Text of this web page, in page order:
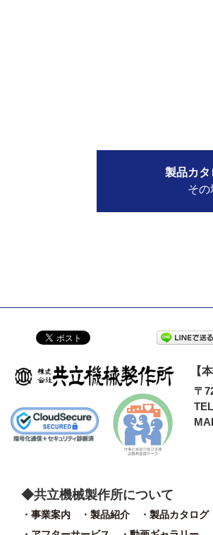
製品カタ
そ
【
〒
TEL
共立機械製作所について
事業案内 製品紹介
製品カタログ